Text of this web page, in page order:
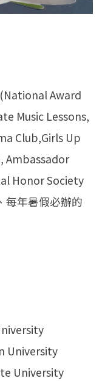
Award
Music Lessons,
Club,Girls Up
Ambassador
Honor Society
每年暑假必辦的
University
University